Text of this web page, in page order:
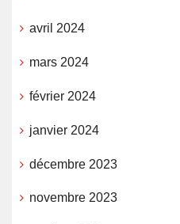
avril 2024
mars 2024
février 2024
janvier 2024
décembre 2023
novembre 2023